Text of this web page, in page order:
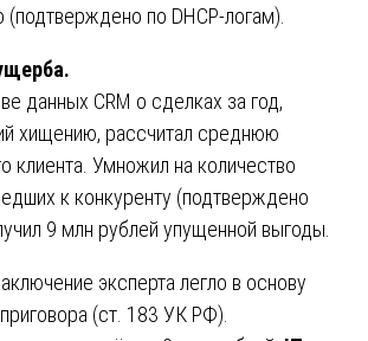
по DHCP-логам).
данных CRM о сделках за год,
хищению, рассчитал среднюю
клиента. Умножил на количество
к конкуренту (подтверждено
9 млн рублей упущенной выгоды.
эксперта легло в основу
(ст. 183 УК РФ).